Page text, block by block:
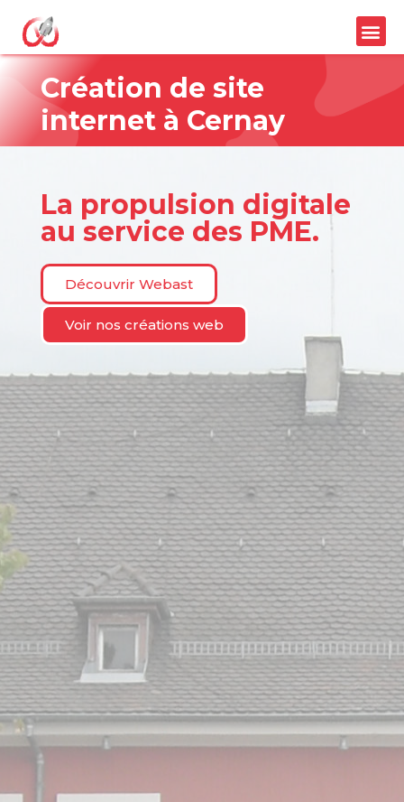
Création de site
internet à Cernay
La propulsion digitale
au service des PME.
Découvrir Webast
Voir nos créations web